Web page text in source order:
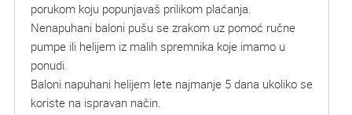
porukom koju popunjavaš prilikom plaćanja.
Nenapuhani baloni pušu se zrakom uz pomoć ručne
pumpe ili helijem iz malih spremnika koje imamo u
ponudi.
Baloni napuhani helijem lete najmanje 5 dana ukoliko se
koriste na ispravan način.